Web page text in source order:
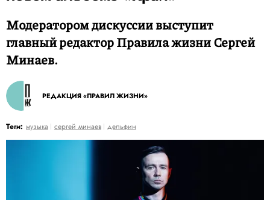
Модератором дискуссии выступит
главный редактор Правила жизни Сергей
Минаев.
РЕДАКЦИЯ «ПРАВИЛ ЖИЗНИ»
Теги: музыка сергей минаев дельфин